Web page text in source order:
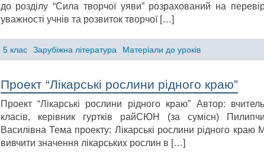
до розділу “Сила творчої уяви” розрахований на
уважності учнів та розвиток творчої […]
5 клас Зарубіжна література Матеріали до уроків
Проект “Лікарські рослини рідного краю”
Проект “Лікарські рослини рідного краю” Автор:
класів, керівник гуртків райСЮН (за сумісн)
Василівна Тема проекту: Лікарські рослини рідного краю
вивчити значення лікарських рослин в […]